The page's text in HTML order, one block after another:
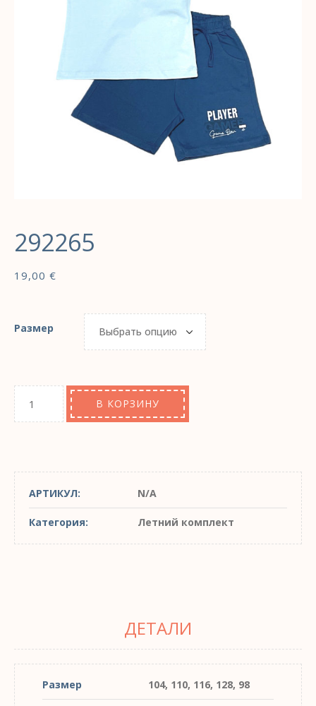
292265
19,00 €
Размер
В КОРЗИНУ
АРТИКУЛ: N/A
Категория: Летний комплект
ДЕТАЛИ
Размер 104, 110, 116, 128, 98